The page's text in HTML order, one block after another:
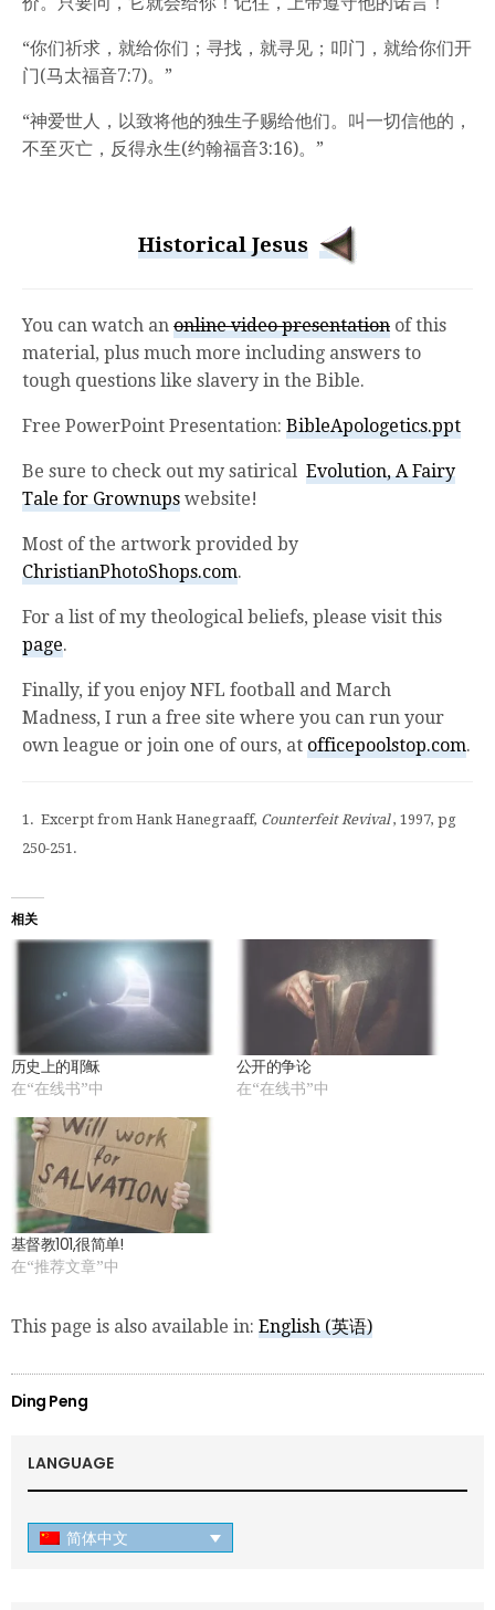
“你们祈求，就给你们；寻找，就寻见；叩门，就给你们开
门(马太福音7:7)。”
“神爱世人，以致将他的独生子赐给他们。叫一切信他的，
不至灭亡，反得永生(约翰福音3:16)。”
Historical Jesus
You can watch an online video presentation of this
material, plus much more including answers to
tough questions like slavery in the Bible.
Free PowerPoint Presentation: BibleApologetics.ppt
Be sure to check out my satirical Evolution, A Fairy
Tale for Grownups website!
Most of the artwork provided by
ChristianPhotoShops.com.
For a list of my theological beliefs, please visit this
page.
Finally, if you enjoy NFL football and March
Madness, I run a free site where you can run your
own league or join one of ours, at officepoolstop.com.
1. Excerpt from Hank Hanegraaff, Counterfeit Revival, 1997, pg
250-251.
相关
历史上的耶稣
在“在线书”中
公开的争论
在“在线书”中
基督教101,很简单!
在“推荐文章”中
This page is also available in: English(英语)
Ding Peng
LANGUAGE
简体中文